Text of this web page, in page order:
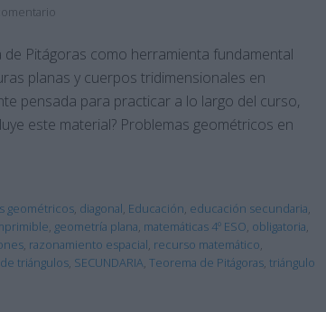
Pitágoras como herramienta fundamental
planas y cuerpos tridimensionales en
pensada para practicar a lo largo del curso,
este material? Problemas geométricos en
geométricos, diagonal, Educación, educación secundaria,
, geometría plana, matemáticas 4º ESO, obligatoria,
, razonamiento espacial, recurso matemático,
triángulos, SECUNDARIA, Teorema de Pitágoras, triángulo